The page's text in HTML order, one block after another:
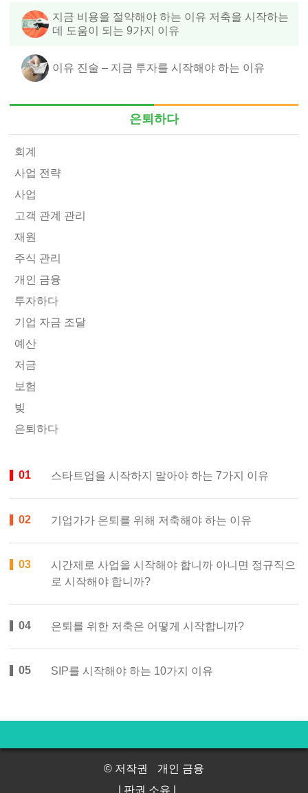
지금 비용을 절약해야 하는 이유 저축을 시작하는
데 도움이 되는 9가지 이유
이유 진술 – 지금 투자를 시작해야 하는 이유
은퇴하다
회계
사업 전략
사업
고객 관계 관리
재원
주식 관리
개인 금융
투자하다
기업 자금 조달
예산
저금
보험
빚
은퇴하다
스타트업을 시작하지 말아야 하는 7가지 이유
기업가가 은퇴를 위해 저축해야 하는 이유
시간제로 사업을 시작해야 합니까 아니면 정규직으
로 시작해야 합니까?
은퇴를 위한 저축은 어떻게 시작합니까?
SIP를 시작해야 하는 10가지 이유
© 저작권
개인 금융
| 판권 소유 |